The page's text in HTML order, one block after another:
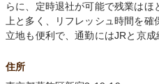
らに、定時退社が可能で残業は
上と多く、リフレッシュ時間を確
立地も便利で、通勤にはJRと京成
住所